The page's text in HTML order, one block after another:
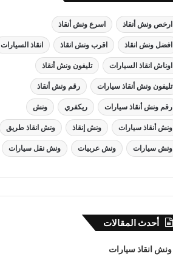
ارخص ونش أنقاذ اسرع ونش أنقاذ
افضل ونش انقاذ اقرب ونش انقاذ انقاذ السيارات
اوناش انقاذ السيارات تليفون ونش أنقاذ
تليفون ونش أنقاذ سيارات رقم ونش أنقاذ
رقم ونش أنقاذ سيارات ريكفري ونش
ونش أنقاذ سيارات ونش إنقاذ ونش انقاذ طريق
ونش سيارات ونش عربيات ونش نقل سيارات
أحدث المقالات
ونش انقاذ سيارات